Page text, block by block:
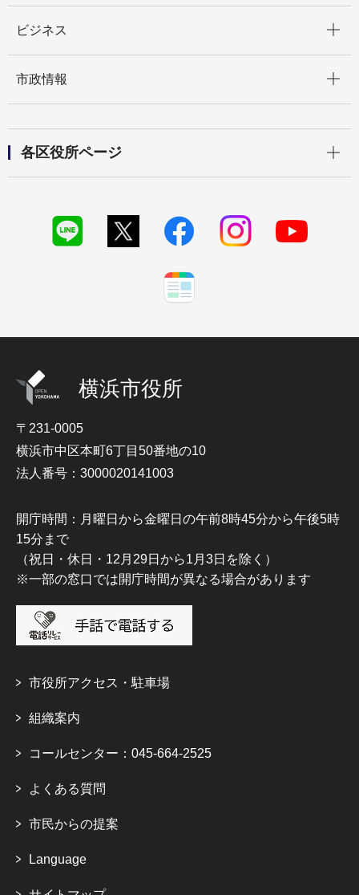
ビジネス
市政情報
各区役所ページ
横浜市役所
〒231-0005
横浜市中区本町6丁目50番地の10
法人番号：3000020141003
開庁時間：月曜日から金曜日の午前8時45分から午後5時
15分まで
（祝日・休日・12月29日から1月3日を除く）
※一部の窓口では開庁時間が異なる場合があります
市役所アクセス・駐車場
組織案内
コールセンター：045-664-2525
よくある質問
市民からの提案
Language